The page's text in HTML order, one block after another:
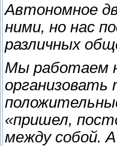
Автономное
ними, но нас
различных
Мы работаем
организовать
«пришел,
между собой.